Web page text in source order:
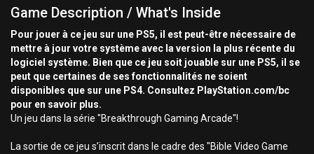
Game Description / What's Inside
Pour jouer à ce jeu sur une PS5, il est peut-être nécessaire de
mettre à jour votre système avec la version la plus récente du
logiciel système. Bien que ce jeu soit jouable sur une PS5, il se
peut que certaines de ses fonctionnalités ne soient
disponibles que sur une PS4. Consultez PlayStation.com/bc
pour en savoir plus.
Un jeu dans la série "Breakthrough Gaming Arcade"!
La sortie de ce jeu s’inscrit dans le cadre des "Bible Video Game